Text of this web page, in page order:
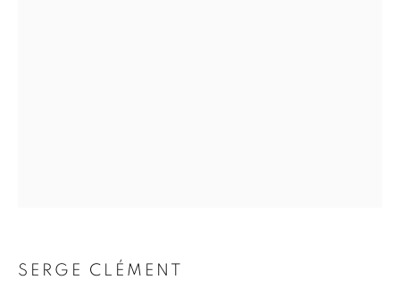
SERGE CLÉMENT